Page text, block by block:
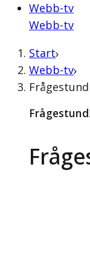
Webb-tv
Webb-tv
Start
Webb-tv
Frågestund